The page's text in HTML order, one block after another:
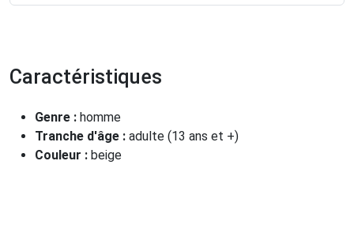
Caractéristiques
Genre : homme
Tranche d'âge : adulte (13 ans et +)
Couleur : beige